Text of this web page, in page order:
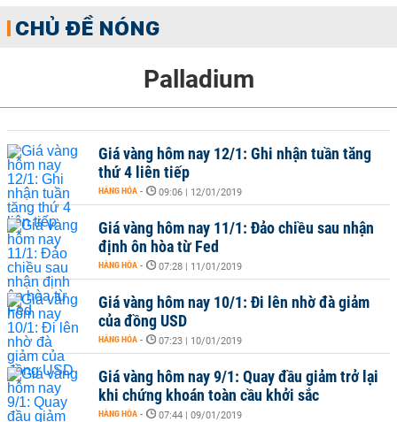
CHỦ ĐỀ NÓNG
Palladium
Giá vàng hôm nay 12/1: Ghi nhận tuần tăng
thứ 4 liên tiếp
HÀNG HÓA - 09:06 | 12/01/2019
Giá vàng hôm nay 11/1: Đảo chiều sau nhận
định ôn hòa từ Fed
HÀNG HÓA - 07:28 | 11/01/2019
Giá vàng hôm nay 10/1: Đi lên nhờ đà giảm
của đồng USD
HÀNG HÓA - 07:23 | 10/01/2019
Giá vàng hôm nay 9/1: Quay đầu giảm trở lại
khi chứng khoán toàn cầu khởi sắc
HÀNG HÓA - 07:44 | 09/01/2019